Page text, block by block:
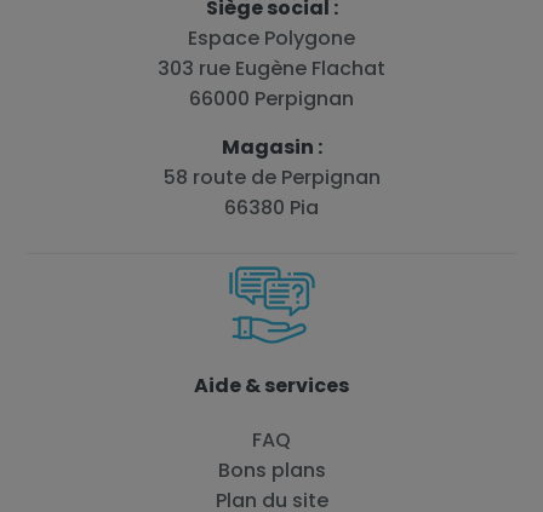
Siège social :
Espace Polygone
303 rue Eugène Flachat
66000 Perpignan
Magasin :
58 route de Perpignan
66380 Pia
Aide & services
FAQ
Bons plans
Plan du site